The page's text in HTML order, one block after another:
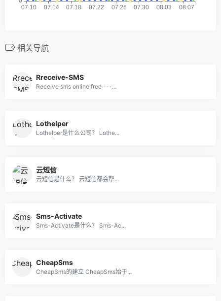
相关导航
Rreceive-SMS
Receive sms online free ---...
Lothelper
Lothelper是什么公司？ Lothe...
云短信
云短信是什么？ 云短信都会帮...
Sms-Activate
Sms-Activate是什么？ Sms-Ac...
CheapSms
CheapSms的建立 CheapSms始于...